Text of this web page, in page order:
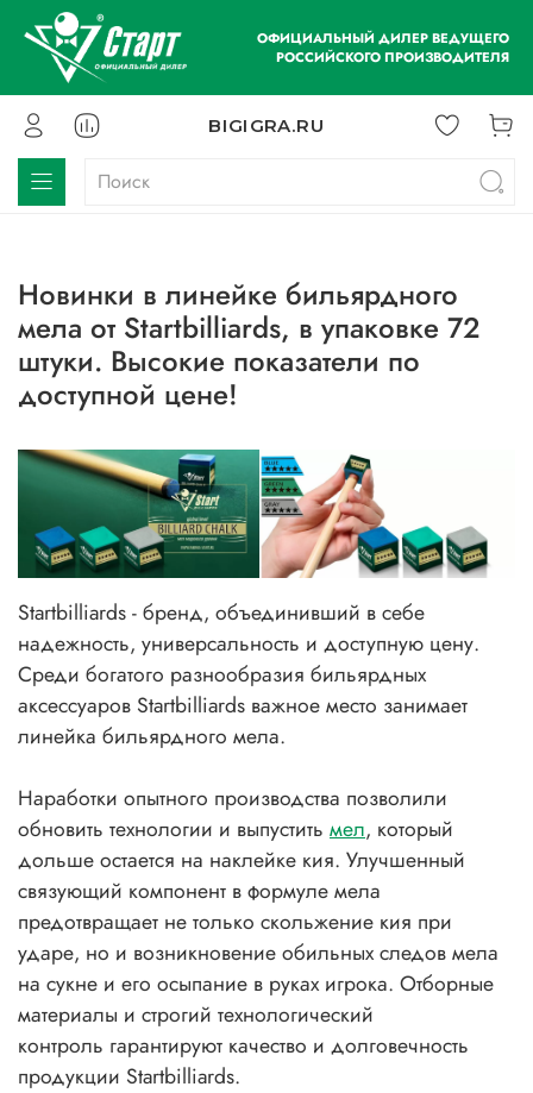
ОФИЦИАЛЬНЫЙ ДИЛЕР ВЕДУЩЕГО
РОССИЙСКОГО ПРОИЗВОДИТЕЛЯ
BIGIGRA.RU
Новинки в линейке бильярдного
мела от Startbilliards, в упаковке 72
штуки. Высокие показатели по
доступной цене!
Startbilliards - бренд, объединивший в себе
надежность, универсальность и доступную цену.
Среди богатого разнообразия бильярдных
аксессуаров Startbilliards важное место занимает
линейка бильярдного мела.
Наработки опытного производства позволили
обновить технологии и выпустить мел, который
дольше остается на наклейке кия. Улучшенный
связующий компонент в формуле мела
предотвращает не только скольжение кия при
ударе, но и возникновение обильных следов мела
на сукне и его осыпание в руках игрока. Отборные
материалы и строгий технологический
контроль гарантируют качество и долговечность
продукции Startbilliards.